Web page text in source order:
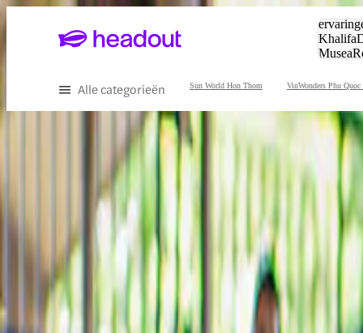
Zoeken:
Khalifa
Musea
Alle categorieën Sun World Hon Thom VinWonders Phu Quoc